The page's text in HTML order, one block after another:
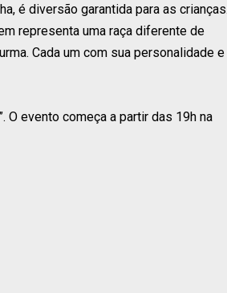
é diversão garantida para as
representa uma raça diferente de
Cada um com sua personalidade e
O evento começa a partir das 19h na